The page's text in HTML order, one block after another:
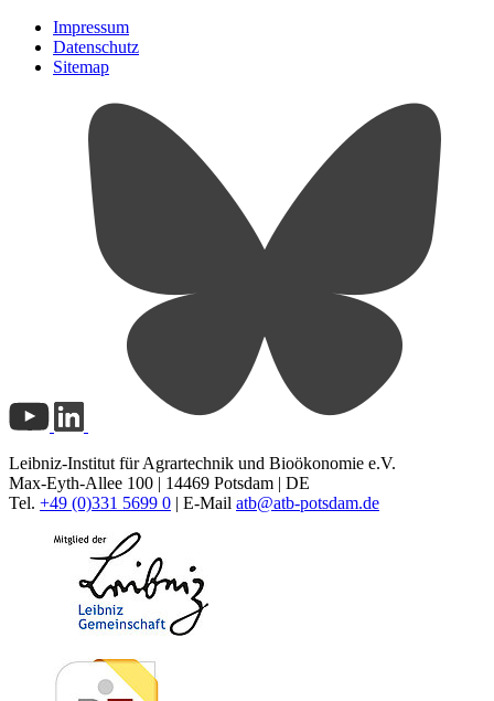
Impressum
Datenschutz
Sitemap
Leibniz-Institut für Agrartechnik und Bioökonomie e.V.
Max-Eyth-Allee 100 | 14469 Potsdam | DE
Tel. +49 (0)331 5699 0 | E-Mail atb@atb-potsdam.de